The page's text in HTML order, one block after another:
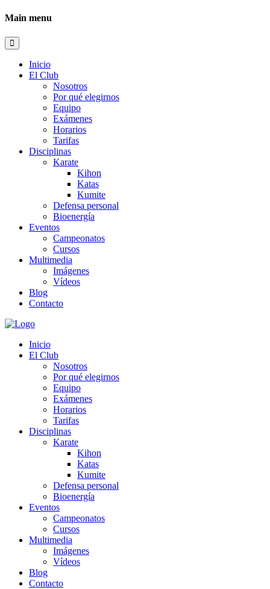
Main menu
Inicio
El Club
Nosotros
Por qué elegirnos
Equipo
Exámenes
Horarios
Tarifas
Disciplinas
Karate
Kihon
Katas
Kumite
Defensa personal
Bioenergía
Eventos
Campeonatos
Cursos
Multimedia
Imágenes
Vídeos
Blog
Contacto
Inicio
El Club
Nosotros
Por qué elegirnos
Equipo
Exámenes
Horarios
Tarifas
Disciplinas
Karate
Kihon
Katas
Kumite
Defensa personal
Bioenergía
Eventos
Campeonatos
Cursos
Multimedia
Imágenes
Vídeos
Blog
Contacto